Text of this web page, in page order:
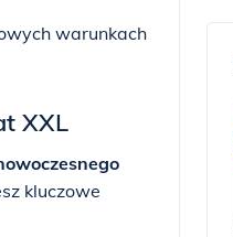
warunkach
XXL
kluczowe